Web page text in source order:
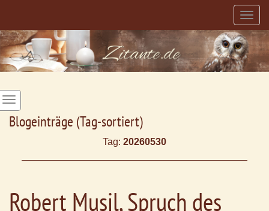
Blogeinträge (Tag-sortiert)
Tag: 20260530
Robert Musil, Spruch des